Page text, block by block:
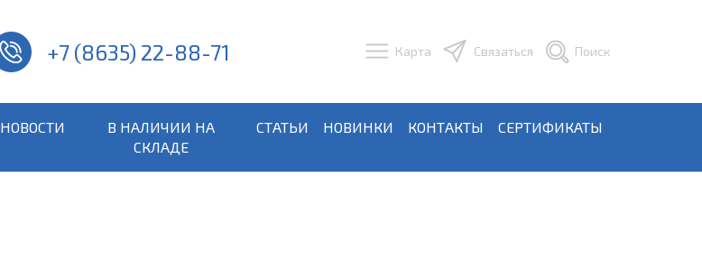
+7 (8635) 22-88-71 Карта Связаться Поиск
НОВОСТИ
В НАЛИЧИИ НА
СКЛАДЕ
СТАТЬИ НОВИНКИ КОНТАКТЫ СЕРТИФИКАТЫ